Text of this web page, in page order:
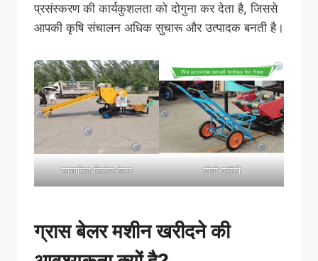
प्रसंस्करण की कार्यकुशलता को दोगुना कर देता है, जिससे
आपकी कृषि संचालन अधिक सुचारू और उत्पादक बनती है।
स्वचालित सिलेज बेलर छोटी ट्रॉली
ग्रास बेलर मशीन खरीदने की